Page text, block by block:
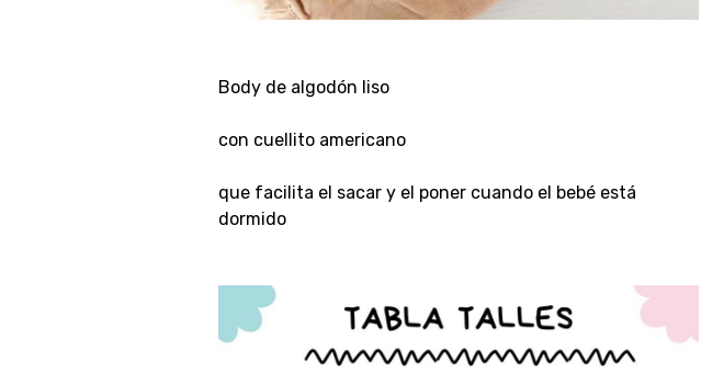
Body de algodón liso
con cuellito americano
que facilita el sacar y el poner cuando el bebé está
dormido